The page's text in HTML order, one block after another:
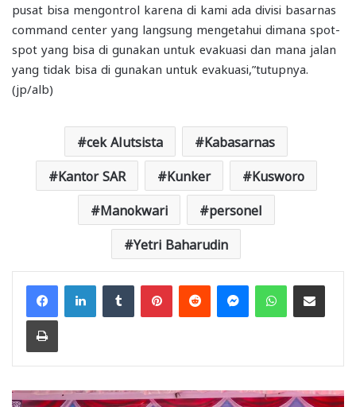
pusat bisa mengontrol karena di kami ada divisi basarnas
command center yang langsung mengetahui dimana spot-
spot yang bisa di gunakan untuk evakuasi dan mana jalan
yang tidak bisa di gunakan untuk evakuasi,”tutupnya.
(jp/alb)
cek Alutsista Kabasarnas
Kantor SAR Kunker Kusworo
Manokwari personel
Yetri Baharudin
FacebookLinkedInTumblr PinterestReddit MessengerWhatsAppShare via Email
Print